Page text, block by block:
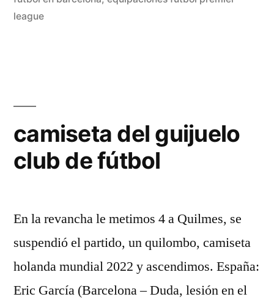
league
camiseta del guijuelo
club de fútbol
En la revancha le metimos 4 a Quilmes, se
suspendió el partido, un quilombo, camiseta
holanda mundial 2022 y ascendimos. España:
Eric García (Barcelona – Duda, lesión en el